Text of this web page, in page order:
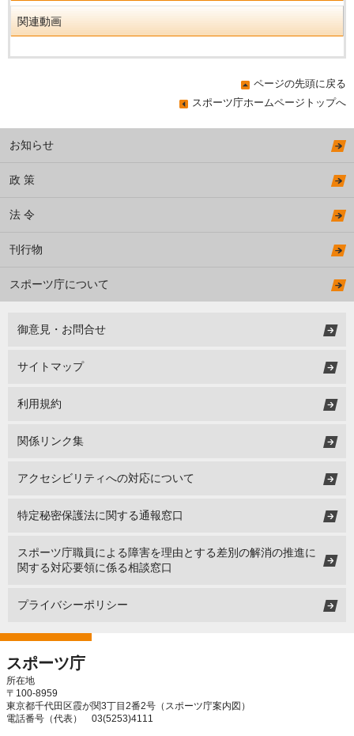
関連動画
ページの先頭に戻る
スポーツ庁ホームページトップへ
お知らせ
政 策
法 令
刊行物
スポーツ庁について
御意見・お問合せ
サイトマップ
利用規約
関係リンク集
アクセシビリティへの対応について
特定秘密保護法に関する通報窓口
スポーツ庁職員による障害を理由とする差別の解消の推進に
関する対応要領に係る相談窓口
プライバシーポリシー
スポーツ庁
所在地
〒100-8959
東京都千代田区霞が関3丁目2番2号（ スポーツ庁案内図 ）
電話番号（代表） 03(5253)4111